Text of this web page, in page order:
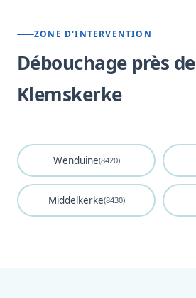
ZONE D'INTERVENTION
Débouchage près de
Klemskerke
Wenduine(8420)
Middelkerke(8430)